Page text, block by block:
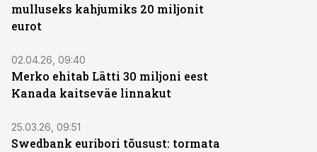
mulluseks kahjumiks 20 miljonit
eurot
02.04.26, 09:40
Merko ehitab Lätti 30 miljoni eest
Kanada kaitseväe linnakut
25.03.26, 09:51
Swedbank euribori tõusust: tormata